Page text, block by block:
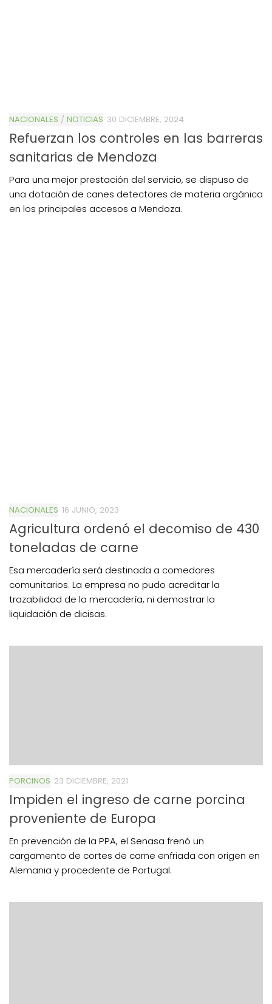
NACIONALES / NOTICIAS 30 DICIEMBRE, 2024
Refuerzan los controles en las barreras
sanitarias de Mendoza
Para una mejor prestación del servicio, se dispuso de
una dotación de canes detectores de materia orgánica
en los principales accesos a Mendoza.
NACIONALES 16 JUNIO, 2023
Agricultura ordenó el decomiso de 430
toneladas de carne
Esa mercadería será destinada a comedores
comunitarios. La empresa no pudo acreditar la
trazabilidad de la mercadería, ni demostrar la
liquidación de dicisas.
PORCINOS 23 DICIEMBRE, 2021
Impiden el ingreso de carne porcina
proveniente de Europa
En prevención de la PPA, el Senasa frenó un
cargamento de cortes de carne enfriada con origen en
Alemania y procedente de Portugal.